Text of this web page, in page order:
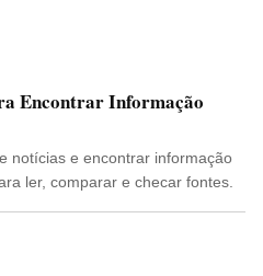
Encontrar Informação
notícias e encontrar informação
ler, comparar e checar fontes.